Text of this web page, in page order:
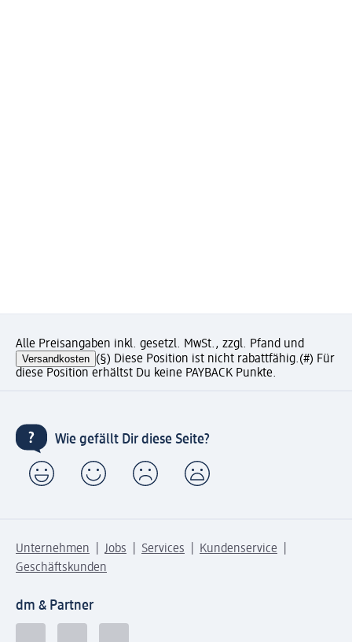
Alle Preisangaben inkl. gesetzl. MwSt., zzgl. Pfand und
Versandkosten (§) Diese Position ist nicht rabattfähig.(#) Für
diese Position erhältst Du keine PAYBACK Punkte.
Wie gefällt Dir diese Seite?
Unternehmen Jobs Services
Kundenservice
Geschäftskunden
dm & Partner